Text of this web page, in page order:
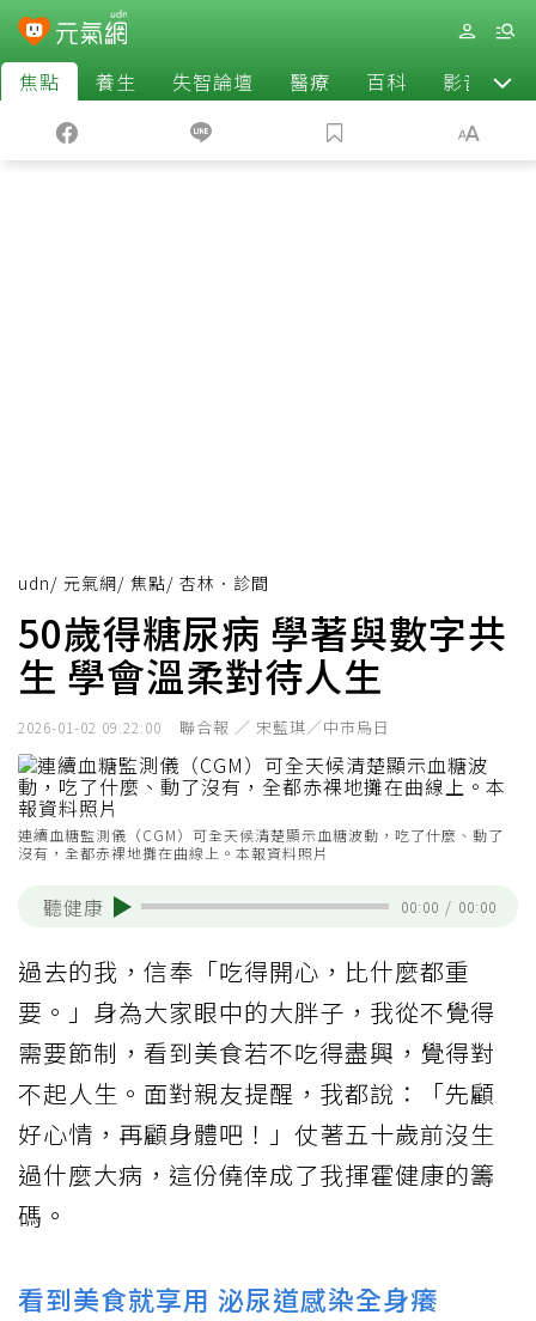
焦點 養生 失智論壇 醫療 百科 影音
udn/ 元氣網/ 焦點/ 杏林．診間
50歲得糖尿病 學著與數字共
生 學會溫柔對待人生
2026-01-02 09:22:00 聯合報 ／ 宋藍琪／中市烏日
連續血糖監測儀（CGM）可全天候清楚顯示血糖波動，吃了什麼、動了
沒有，全都赤裸地攤在曲線上。本報資料照片
聽健康 00:00 / 00:00
過去的我，信奉「吃得開心，比什麼都重
要。」身為大家眼中的大胖子，我從不覺得
需要節制，看到美食若不吃得盡興，覺得對
不起人生。面對親友提醒，我都說：「先顧
好心情，再顧身體吧！」仗著五十歲前沒生
過什麼大病，這份僥倖成了我揮霍健康的籌
碼。
看到美食就享用 泌尿道感染全身癢